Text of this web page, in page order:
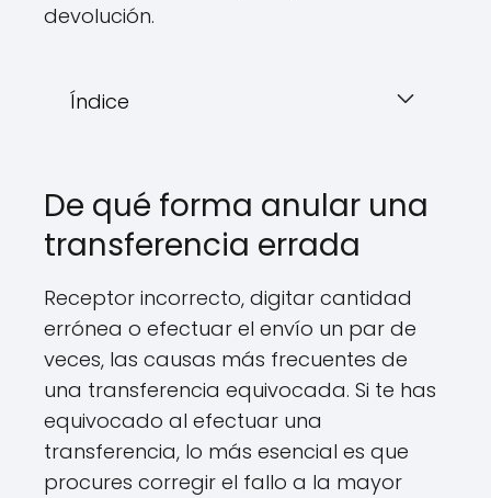
devolución.
Índice
De qué forma anular una
transferencia errada
Receptor incorrecto, digitar cantidad
errónea o efectuar el envío un par de
veces, las causas más frecuentes de
una transferencia equivocada. Si te has
equivocado al efectuar una
transferencia, lo más esencial es que
procures corregir el fallo a la mayor